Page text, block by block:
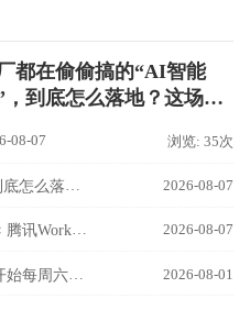
都在偷偷搞的“AI智能
，到底怎么落地？这场
讲透了！
08-07 浏览: 35次
2026-08-07
在广人员注意了！字节Coze设计 × 腾讯WorkBuddy联手，国内最强AI双雄组合，8月9日隆基校区实战开讲！ 2026-08-07
你的AI还在聊天，别人的AI已经开始每周六自己加班了！ 2026-08-01